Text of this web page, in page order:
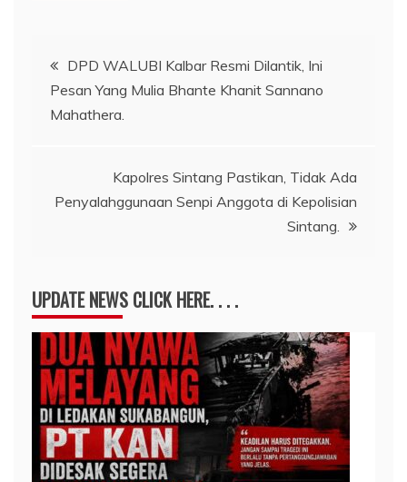
Navigasi
pos
DPD WALUBI Kalbar Resmi Dilantik, Ini
Pesan Yang Mulia Bhante Khanit Sannano
Mahathera.
Kapolres Sintang Pastikan, Tidak Ada
Penyalahggunaan Senpi Anggota di Kepolisian
Sintang.
UPDATE NEWS CLICK HERE. . . .